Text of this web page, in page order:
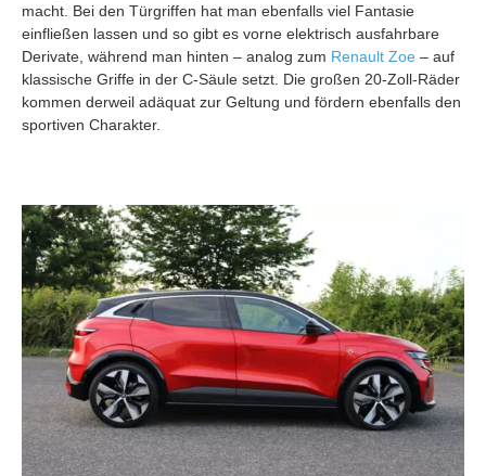
macht. Bei den Türgriffen hat man ebenfalls viel Fantasie
einfließen lassen und so gibt es vorne elektrisch ausfahrbare
Derivate, während man hinten – analog zum Renault Zoe – auf
klassische Griffe in der C-Säule setzt. Die großen 20-Zoll-Räder
kommen derweil adäquat zur Geltung und fördern ebenfalls den
sportiven Charakter.